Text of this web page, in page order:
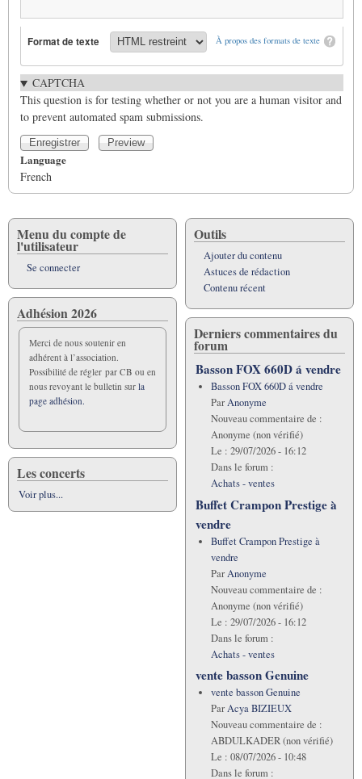
À propos des formats de texte
Format de texte
CAPTCHA
This question is for testing whether or not you are a human visitor and
to prevent automated spam submissions.
Language
French
Menu du compte de
l'utilisateur
Se connecter
Adhésion 2026
Merci de nous soutenir en
adhérent à l’association.
Possibilité de régler par CB ou en
nous revoyant le bulletin sur la
page adhésion.
Les concerts
Voir plus...
Outils
Ajouter du contenu
Astuces de rédaction
Contenu récent
Derniers commentaires du
forum
Basson FOX 660D á vendre
Basson FOX 660D á vendre
ParAnonyme
Nouveau commentaire de :
Anonyme (non vérifié)
Le : 29/07/2026 - 16:12
Dans le forum :
Achats - ventes
Buffet Crampon Prestige à
vendre
Buffet Crampon Prestige à
vendre
ParAnonyme
Nouveau commentaire de :
Anonyme (non vérifié)
Le : 29/07/2026 - 16:12
Dans le forum :
Achats - ventes
vente basson Genuine
vente basson Genuine
ParAcya BIZIEUX
Nouveau commentaire de :
ABDULKADER (non vérifié)
Le : 08/07/2026 - 10:48
Dans le forum :